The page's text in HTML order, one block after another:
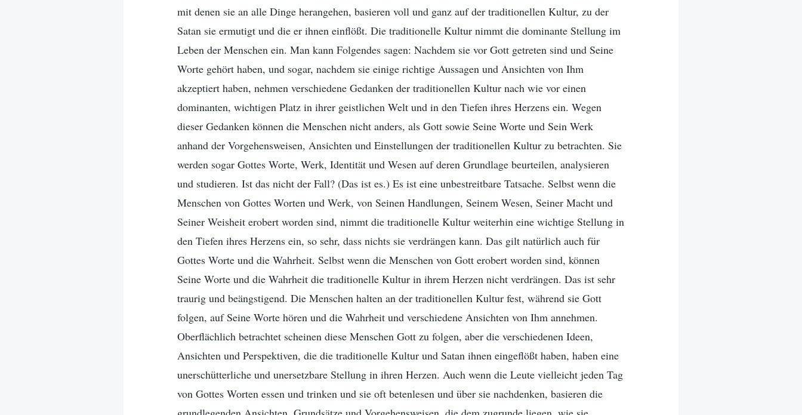
mit denen sie an alle Dinge herangehen, basieren voll und ganz auf der traditionellen Kultur, zu der
Satan sie ermutigt und die er ihnen einflößt. Die traditionelle Kultur nimmt die dominante Stellung im
Leben der Menschen ein. Man kann Folgendes sagen: Nachdem sie vor Gott getreten sind und Seine
Worte gehört haben, und sogar, nachdem sie einige richtige Aussagen und Ansichten von Ihm
akzeptiert haben, nehmen verschiedene Gedanken der traditionellen Kultur nach wie vor einen
dominanten, wichtigen Platz in ihrer geistlichen Welt und in den Tiefen ihres Herzens ein. Wegen
dieser Gedanken können die Menschen nicht anders, als Gott sowie Seine Worte und Sein Werk
anhand der Vorgehensweisen, Ansichten und Einstellungen der traditionellen Kultur zu betrachten. Sie
werden sogar Gottes Worte, Werk, Identität und Wesen auf deren Grundlage beurteilen, analysieren
und studieren. Ist das nicht der Fall? (Das ist es.) Es ist eine unbestreitbare Tatsache. Selbst wenn die
Menschen von Gottes Worten und Werk, von Seinen Handlungen, Seinem Wesen, Seiner Macht und
Seiner Weisheit erobert worden sind, nimmt die traditionelle Kultur weiterhin eine wichtige Stellung in
den Tiefen ihres Herzens ein, so sehr, dass nichts sie verdrängen kann. Das gilt natürlich auch für
Gottes Worte und die Wahrheit. Selbst wenn die Menschen von Gott erobert worden sind, können
Seine Worte und die Wahrheit die traditionelle Kultur in ihrem Herzen nicht verdrängen. Das ist sehr
traurig und beängstigend. Die Menschen halten an der traditionellen Kultur fest, während sie Gott
folgen, auf Seine Worte hören und die Wahrheit und verschiedene Ansichten von Ihm annehmen.
Oberflächlich betrachtet scheinen diese Menschen Gott zu folgen, aber die verschiedenen Ideen,
Ansichten und Perspektiven, die die traditionelle Kultur und Satan ihnen eingeflößt haben, haben eine
unerschütterliche und unersetzbare Stellung in ihren Herzen. Auch wenn die Leute vielleicht jeden Tag
von Gottes Worten essen und trinken und sie oft betenlesen und über sie nachdenken, basieren die